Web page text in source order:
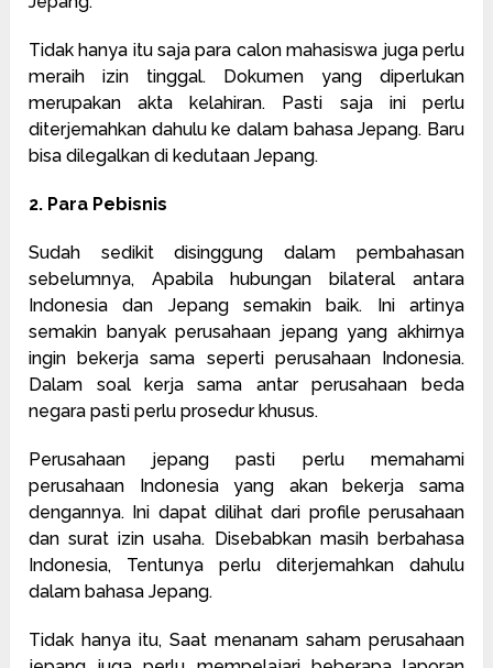
Tidak hanya itu saja para calon mahasiswa juga perlu
meraih izin tinggal. Dokumen yang diperlukan
merupakan akta kelahiran. Pasti saja ini perlu
diterjemahkan dahulu ke dalam bahasa Jepang. Baru
bisa dilegalkan di kedutaan Jepang.
2. Para Pebisnis
Sudah sedikit disinggung dalam pembahasan
sebelumnya, Apabila hubungan bilateral antara
Indonesia dan Jepang semakin baik. Ini artinya
semakin banyak perusahaan jepang yang akhirnya
ingin bekerja sama seperti perusahaan Indonesia.
Dalam soal kerja sama antar perusahaan beda
negara pasti perlu prosedur khusus.
Perusahaan jepang pasti perlu memahami
perusahaan Indonesia yang akan bekerja sama
dengannya. Ini dapat dilihat dari profile perusahaan
dan surat izin usaha. Disebabkan masih berbahasa
Indonesia, Tentunya perlu diterjemahkan dahulu
dalam bahasa Jepang.
Tidak hanya itu, Saat menanam saham perusahaan